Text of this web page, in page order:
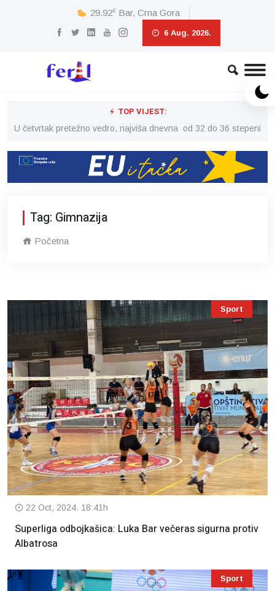
29.92c Bar, Crna Gora
6 Aug. 2026.
TOP VIJEST:
U četvrtak pretežno vedro, najviša dnevna od 32 do 36 stepeni
Tag: Gimnazija
Početna
Sport
22 Oct, 2024. 18:41h
Superliga odbojkašica: Luka Bar večeras sigurna protiv
Albatrosa
Sport